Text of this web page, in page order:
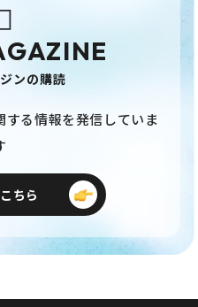
ンの購読
する情報を発信していま
ちら